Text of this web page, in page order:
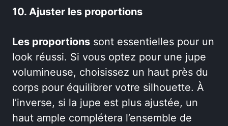
10. Ajuster les proportions
Les proportions sont essentielles pour un
look réussi. Si vous optez pour une jupe
volumineuse, choisissez un haut près du
corps pour équilibrer votre silhouette. À
l’inverse, si la jupe est plus ajustée, un
haut ample complétera l’ensemble de